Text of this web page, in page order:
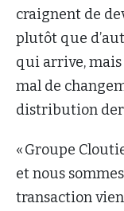
craignent de
plutôt que
qui arrive,
mal de
distribution
« Groupe
et nous
transaction